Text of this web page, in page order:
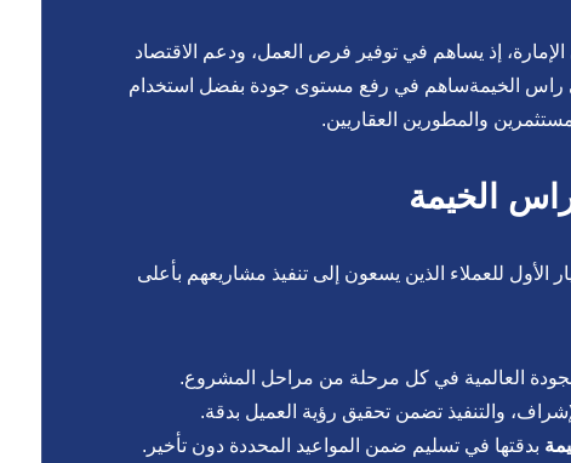
إذ يساهم في توفير فرص العمل، ودعم الاقتصاد
راس الخيمةساهم في رفع مستوى جودة بفضل استخدام
والمطورين العقاريين.
الخيمة
للعملاء الذين يسعون إلى تنفيذ مشاريعهم بأعلى
العالمية في كل مرحلة من مراحل المشروع.
والتنفيذ تضمن تحقيق رؤية العميل بدقة.
بدقتها في تسليم ضمن المواعيد المحددة دون تأخير.